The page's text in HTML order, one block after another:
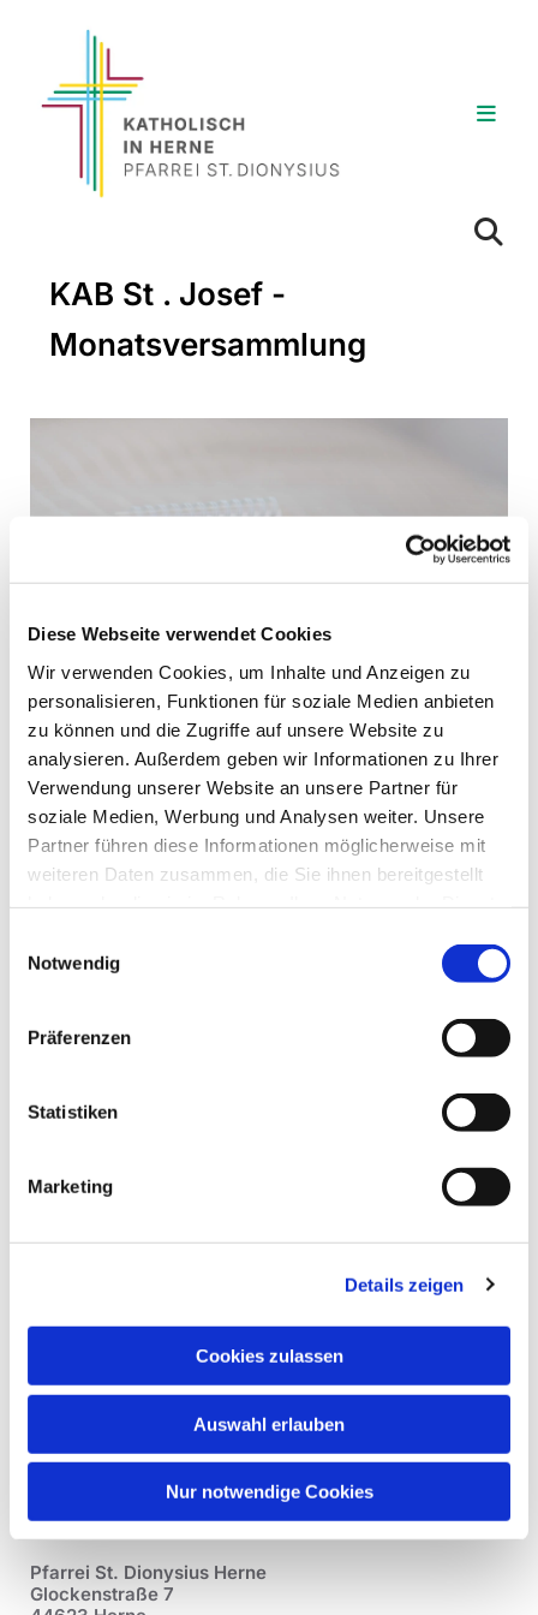
Diese Webseite verwendet Cookies
Wir verwenden Cookies, um Inhalte und Anzeigen zu
personalisieren, Funktionen für soziale Medien anbieten
zu können und die Zugriffe auf unsere Website zu
analysieren. Außerdem geben wir Informationen zu Ihrer
Verwendung unserer Website an unsere Partner für
soziale Medien, Werbung und Analysen weiter. Unsere
Partner führen diese Informationen möglicherweise mit
weiteren Daten zusammen, die Sie ihnen bereitgestellt
Notwendig
Präferenzen
Statistiken
Marketing
Details zeigen
Cookies zulassen
Auswahl erlauben
Nur notwendige Cookies
KAB St . Josef -
Monatsversammlung
Freitag, 8. Oktober 2027, 18:30
Uhr
Pfarrzentrum St. Dionysius,
Pfarrei St. Dionysius Herne
Glockenstraße 7